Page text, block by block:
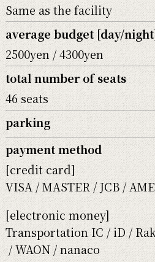
Same as the facility
average budget [day/
2500yen / 4300yen
total number of seats
46 seats
parking
payment method
[credit card]
VISA
MASTER JCB
[electronic money]
Transportation IC
iD
WAON
nanaco